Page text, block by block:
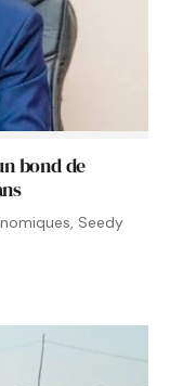
bond de
Seedy